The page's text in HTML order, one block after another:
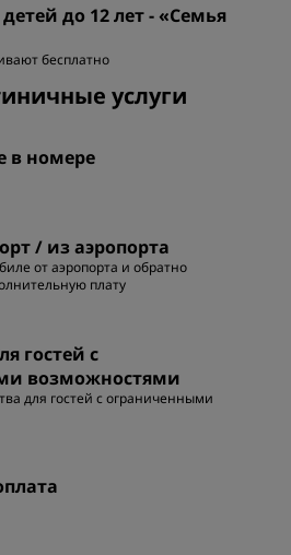
до 12 лет - «Семья
бесплатно
услуги
в номере
/ из аэропорта
от аэропорта и обратно
плату
гостей с
возможностями
для гостей с ограниченными